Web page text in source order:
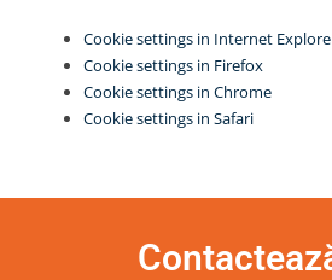
Cookie settings in Internet
Cookie settings in Firefox
Cookie settings in Chrome
Cookie settings in Safari